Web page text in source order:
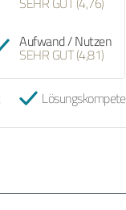
Aufwand / Nutzen
SEHR GUT (4,81)